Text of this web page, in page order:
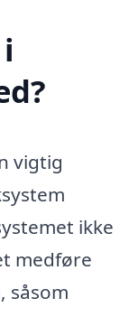
vigtig
ikke
medføre
såsom